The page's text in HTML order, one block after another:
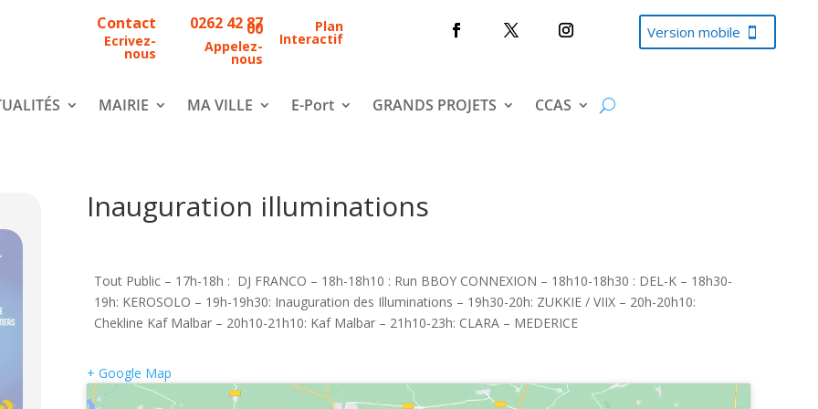
Contact
Ecrivez-
nous
0262 42 87
00
Appelez-
nous
Plan
Interactif Version mobile
MAIRIE MA VILLE E-Port GRANDS PROJETS CCAS
Inauguration illuminations
Tout Public – 17h-18h : DJ FRANCO – 18h-18h10 : Run BBOY CONNEXION – 18h10-18h30 : DEL-K – 18h30-
19h: KEROSOLO – 19h-19h30: Inauguration des Illuminations – 19h30-20h: ZUKKIE / VIIX – 20h-20h10:
Chekline Kaf Malbar – 20h10-21h10: Kaf Malbar – 21h10-23h: CLARA – MEDERICE
+ Google Map